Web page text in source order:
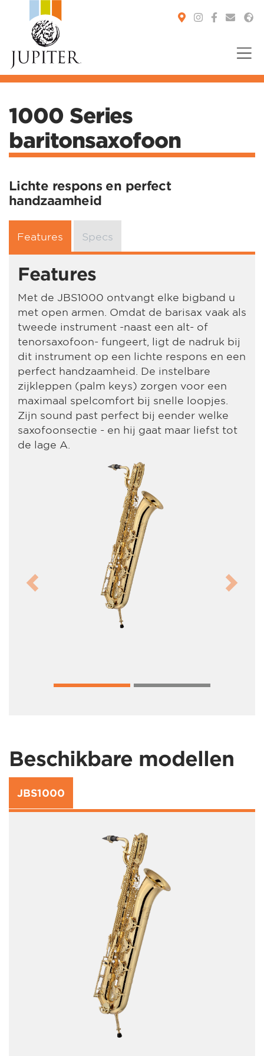
1000 Series
baritonsaxofoon
Lichte respons en perfect
handzaamheid
Features Specs
Features
Met de JBS1000 ontvangt elke bigband u
met open armen. Omdat de barisax vaak als
tweede instrument -naast een alt- of
tenorsaxofoon- fungeert, ligt de nadruk bij
dit instrument op een lichte respons en een
perfect handzaamheid. De instelbare
zijkleppen (palm keys) zorgen voor een
maximaal spelcomfort bij snelle loopjes.
Zijn sound past perfect bij eender welke
saxofoonsectie - en hij gaat maar liefst tot
de lage A.
Previous Next
Beschikbare modellen
JBS1000